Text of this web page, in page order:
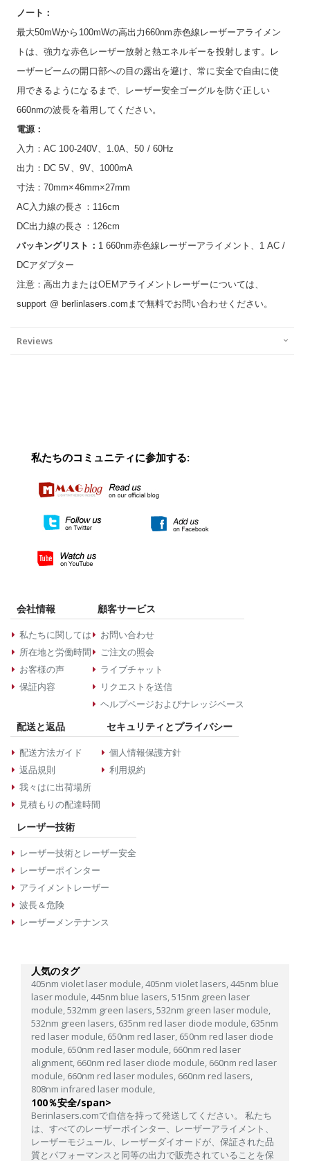
ノート：
最大50mWから100mWの高出力660nm赤色線レーザーアライメン
トは、強力な赤色レーザー放射と熱エネルギーを投射します。レ
ーザービームの開口部への目の露出を避け、常に安全で自由に使
用できるようになるまで、レーザー安全ゴーグルを防ぐ正しい
660nmの波長を着用してください。
電源：
入力：AC 100-240V、1.0A、50 / 60Hz
出力：DC 5V、9V、1000mA
寸法：70mm×46mm×27mm
AC入力線の長さ：116cm
DC出力線の長さ：126cm
パッキングリスト： 1 660nm赤色線レーザーアライメント、1 AC /
DCアダプター
注意：高出力またはOEMアライメントレーザーについては、
support @ berlinlasers.comまで無料でお問い合わせください。
Reviews
私たちのコミュニティに参加する:
会社情報
私たちに関しては
所在地と労働時間
お客様の声
保証内容
顧客サービス
お問い合わせ
ご注文の照会
ライブチャット
リクエストを送信
ヘルプページおよびナレッジベース
配送と返品
配送方法ガイド
返品規則
我々はに出荷場所
見積もりの配達時間
セキュリティとプライバシー
個人情報保護方針
利用規約
レーザー技術
レーザー技術とレーザー安全
レーザーポインター
アライメントレーザー
波長＆危険
レーザーメンテナンス
人気のタグ
405nm violet laser module,405nm violet lasers,445nm blue
laser module,445nm blue lasers,515nm green laser
module,532mm green lasers,532nm green laser module,
532nm green lasers, 635nm red laser diode module, 635nm
red laser module, 650nm red laser, 650nm red laser diode
module, 650nm red laser module, 660nm red laser
alignment, 660nm red laser diode module, 660nm red laser
module, 660nm red laser modules, 660nm red lasers,
808nm infrared laser module,
100％安全/span>
Berinlasers.comで自信を持って発送してください。 私たち
は、すべてのレーザーポインター、レーザーアライメント、
レーザーモジュール、レーザーダイオードが、保証された品
質とパフォーマンスと同等の出力で販売されていることを保